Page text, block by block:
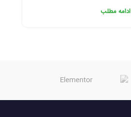
ادامه مطلب